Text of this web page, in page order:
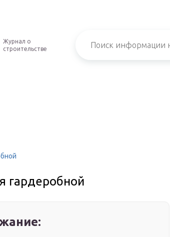
Журнал о
строительстве
гардеробной